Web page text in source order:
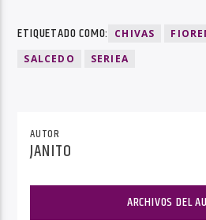
ETIQUETADO COMO: CHIVAS
SALCEDO
SERIEA
AUTOR
JANITO
ARCHIVOS DEL